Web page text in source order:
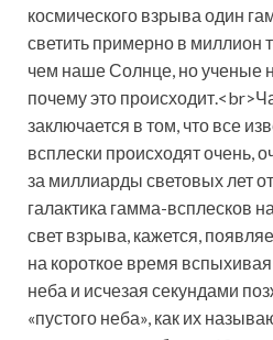
космического взрыва один
светить примерно в миллион
чем наше Солнце, но ученые
почему это
заключается в том, что все
всплески происходят очень,
за миллиарды световых лет
галактика гамма-всплесков
свет взрыва, кажется,
на короткое время вспыхивая
неба и исчезая секундами
«пустого неба», как их